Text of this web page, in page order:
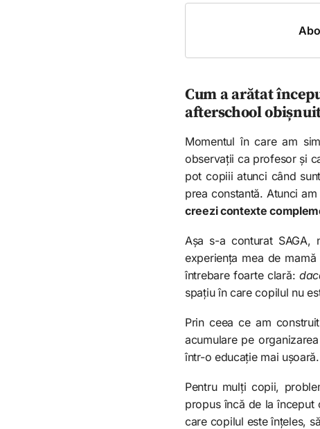
Cum a arătat
afterschool
Momentul în care am
observații ca profesor și
pot copiii atunci când
prea constantă. Atunci
creezi contexte
Așa s-a conturat
experiența mea de
întrebare foarte clară:
spațiu în care copilul nu
Prin ceea ce am
acumulare pe
într-o educație mai
Pentru mulți copii,
propus încă de la început
care copilul este înțeles,